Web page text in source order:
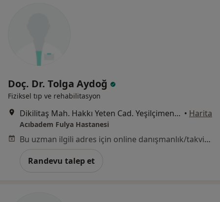
Doç. Dr. Tolga Aydoğ
Fiziksel tıp ve rehabilitasyon
Dikilitaş Mah. Hakkı Yeten Cad. Yeşilçimen Sok. No:23 Fulya, Beşiktaş • Harita
Acıbadem Fulya Hastanesi
Bu uzman ilgili adres için online danışmanlık/takvim sunmuyor.
Randevu talep et